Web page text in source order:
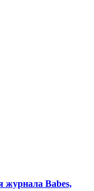
журнала Babes,